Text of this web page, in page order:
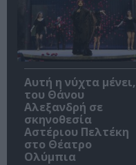
Αυτή η νύχτα μένει,
του Θάνου
Αλεξανδρή σε
σκηνοθεσία
Αστέριου Πελτέκη
στο Θέατρο
Ολύμπια